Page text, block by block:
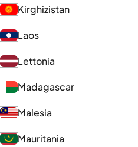
Kirghizistan
Laos
Lettonia
Madagascar
Malesia
Mauritania